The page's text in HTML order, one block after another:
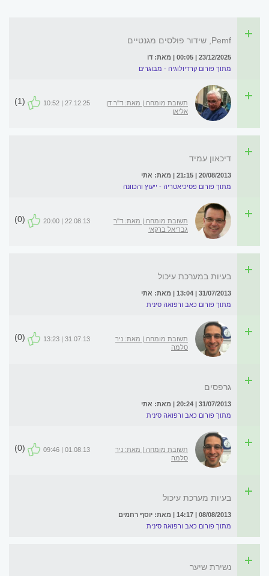
Pemf, שידור פולסים מגנטיים
23/12/2025 | 00:05 | מאת: דו
מתוך פורום קרדיולוגיה - מבוגרים
תשובת מומחה | מאת: ד"ר דן
אליאן
27.12.25 | 10:52
(1)
דיכאון עמיד
20/08/2013 | 21:15 | מאת: אתי
מתוך פורום פסיכיאטריה - ייעוץ והכוונה
תשובת מומחה | מאת: ד"ר
גבריאל ברקאי
22.08.13 | 20:00
(0)
בעיות במערכת עיכול
31/07/2013 | 13:04 | מאת: אתי
מתוך פורום כאב ורפואה סינית
תשובת מומחה | מאת: ניר
סלמה
31.07.13 | 13:23
(0)
גרפסים
31/07/2013 | 20:24 | מאת: אתי
מתוך פורום כאב ורפואה סינית
תשובת מומחה | מאת: ניר
סלמה
01.08.13 | 09:46
(0)
בעיות מערכת עיכול
08/08/2013 | 14:17 | מאת: יוסף רחמים
מתוך פורום כאב ורפואה סינית
נשירת שיער